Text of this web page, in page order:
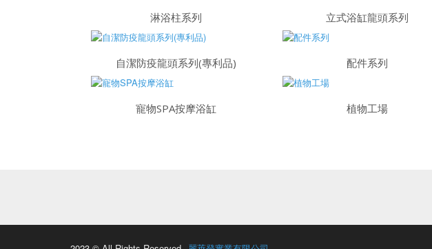
淋浴柱系列 立式浴缸龍頭系列
自潔防疫龍頭系列(專利品) 配件系列
寵物SPA按摩浴缸 植物工場